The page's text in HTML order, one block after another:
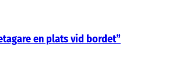
en plats vid bordet”